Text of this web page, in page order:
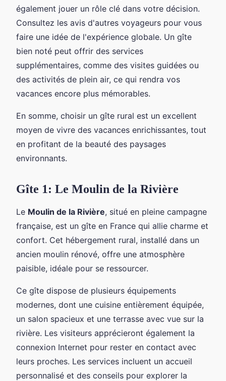
également jouer un rôle clé dans votre décision.
Consultez les avis d'autres voyageurs pour vous
faire une idée de l'expérience globale. Un gîte
bien noté peut offrir des services
supplémentaires, comme des visites guidées ou
des activités de plein air, ce qui rendra vos
vacances encore plus mémorables.
En somme, choisir un gîte rural est un excellent
moyen de vivre des vacances enrichissantes, tout
en profitant de la beauté des paysages
environnants.
Gîte 1: Le Moulin de la Rivière
Le Moulin de la Rivière, situé en pleine campagne
française, est un gîte en France qui allie charme et
confort. Cet hébergement rural, installé dans un
ancien moulin rénové, offre une atmosphère
paisible, idéale pour se ressourcer.
Ce gîte dispose de plusieurs équipements
modernes, dont une cuisine entièrement équipée,
un salon spacieux et une terrasse avec vue sur la
rivière. Les visiteurs apprécieront également la
connexion Internet pour rester en contact avec
leurs proches. Les services incluent un accueil
personnalisé et des conseils pour explorer la